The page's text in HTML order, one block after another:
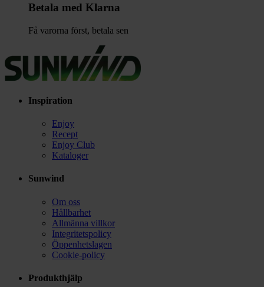
Betala med Klarna
Få varorna först, betala sen
Inspiration
Enjoy
Recept
Enjoy Club
Kataloger
Sunwind
Om oss
Hållbarhet
Allmänna villkor
Integritetspolicy
Öppenhetslagen
Cookie-policy
Produkthjälp